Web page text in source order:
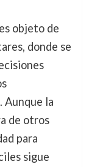
objeto de
donde se
Aunque la
de otros
para
sigue